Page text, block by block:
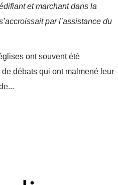
et marchant dans la
par l’assistance du
ont souvent été
débats qui ont malmené leur